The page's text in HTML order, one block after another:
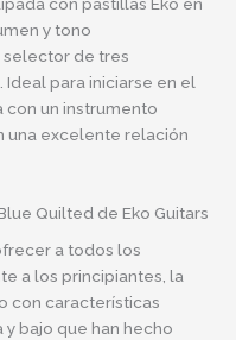
y tono
selector de tres
para iniciarse en el
un instrumento
una excelente relación
Quilted de Eko Guitars
a todos los
a los principiantes, la
con características
bajo que han hecho